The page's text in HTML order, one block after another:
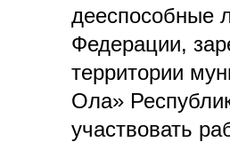
дееспособные
Федерации,
территории
Ола»
участвовать